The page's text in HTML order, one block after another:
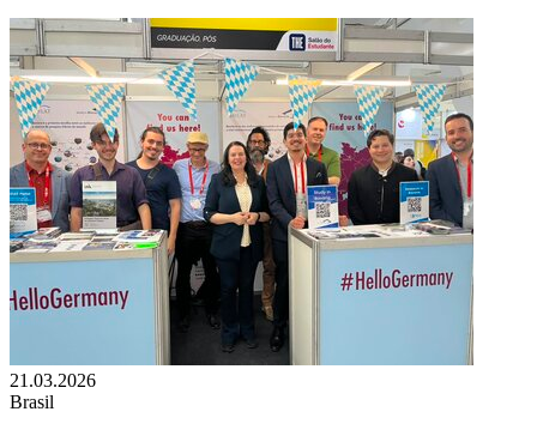
21.03.2026
Brasil